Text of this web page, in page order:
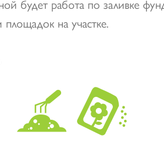
будет работа по заливке
на участке.